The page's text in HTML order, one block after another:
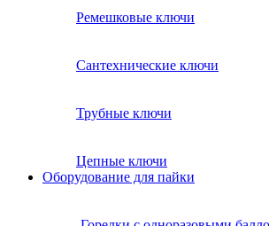
Ремешковые ключи
Сантехнические ключи
Трубные ключи
Цепные ключи
Оборудование для пайки